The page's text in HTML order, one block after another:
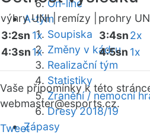
On-line
A-tým
Soupiska
Změny v kádru
Realizační tým
Statistiky
Zranění / nemocní
Dresy 2018/19
Zápasy
výhry UNI | remízy |
prohry
3:2sn 1x
4:3sn1x
3:4sn2x
4:5sn 1x
Vaše připomínky k této
webmaster@esports.cz.
Tweet